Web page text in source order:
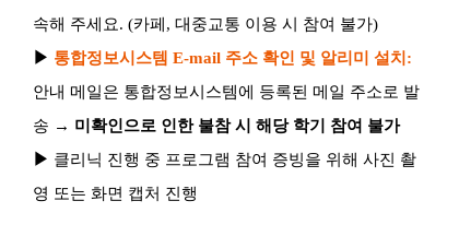
속해 주세요. (카페 , 대중교통 이용 시 참여 불가)
▶ 통합정보시스템 E-mail 주소 확인 및 알리미 설치 :
안내 메일은 통합정보시스템에 등록된 메일 주소로 발
송 → 미확인으로 인한 불참 시 해당 학기 참여 불가
▶ 클리닉 진행 중 프로그램 참여 증빙을 위해 사진 촬
영 또는 화면 캡처 진행